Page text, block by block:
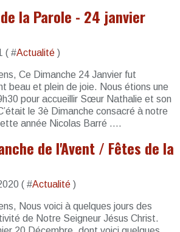
la Parole - 24 janvier
( #Actualité )
Ce Dimanche 24 Janvier fut
beau et plein de joie. Nous étions une
pour accueillir Sœur Nathalie et son
le 3è Dimanche consacré à notre
année Nicolas Barré ....
de l'Avent / Fêtes de la
( #Actualité )
Nous voici à quelques jours des
de Notre Seigneur Jésus Christ.